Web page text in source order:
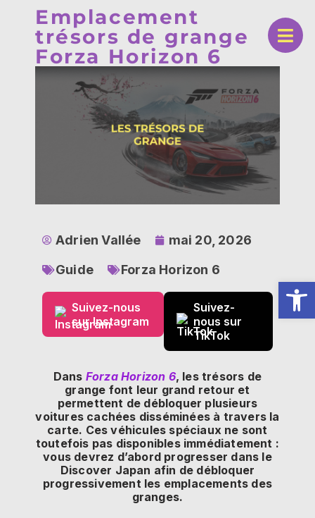
Emplacement
trésors de grange
Forza Horizon 6
Adrien Vallée
mai 20, 2026
Guide
Forza Horizon 6
Suivez-nous
sur Instagram
Suivez-
nous sur
TikTok
Dans Forza Horizon 6, les trésors de
grange font leur grand retour et
permettent de débloquer plusieurs
voitures cachées disséminées à travers la
carte. Ces véhicules spéciaux ne sont
toutefois pas disponibles immédiatement :
vous devrez d’abord progresser dans le
Discover Japan afin de débloquer
progressivement les emplacements des
granges.